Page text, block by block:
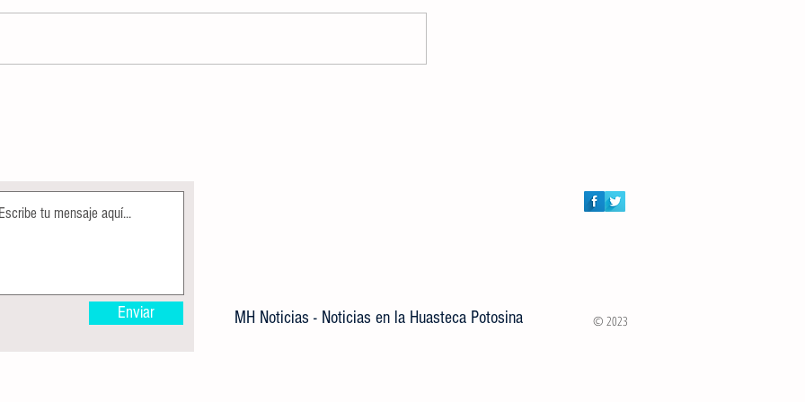
Enviar MH Noticias - Noticias en la Huasteca Potosina © 2023